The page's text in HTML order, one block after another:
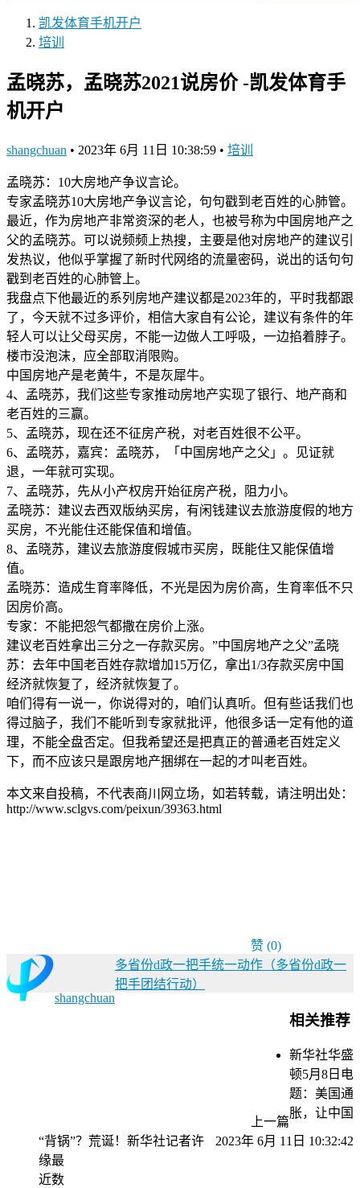
凯发体育手机开户
培训
孟晓苏，孟晓苏2021说房价 -凯发体育手
机开户
shangchuan • 2023年 6月 11日 10:38:59 • 培训
孟晓苏：10大房地产争议言论。
专家孟晓苏10大房地产争议言论，句句戳到老百姓的心肺管。
最近，作为房地产非常资深的老人，也被号称为中国房地产之
父的孟晓苏。可以说频频上热搜，主要是他对房地产的建议引
发热议，他似乎掌握了新时代网络的流量密码，说出的话句句
戳到老百姓的心肺管上。
我盘点下他最近的系列房地产建议都是2023年的，平时我都跟
了，今天就不过多评价，相信大家自有公论，建议有条件的年
轻人可以让父母买房，不能一边做人工呼吸，一边掐着脖子。
楼市没泡沫，应全部取消限购。
中国房地产是老黄牛，不是灰犀牛。
4、孟晓苏，我们这些专家推动房地产实现了银行、地产商和
老百姓的三赢。
5、孟晓苏，现在还不征房产税，对老百姓很不公平。
6、孟晓苏，嘉宾：孟晓苏，「中国房地产之父」。见证就
退，一年就可实现。
7、孟晓苏，先从小产权房开始征房产税，阻力小。
孟晓苏：建议去西双版纳买房，有闲钱建议去旅游度假的地方
买房，不光能住还能保值和增值。
8、孟晓苏，建议去旅游度假城市买房，既能住又能保值增
值。
孟晓苏：造成生育率降低，不光是因为房价高，生育率低不只
因房价高。
专家：不能把怨气都撒在房价上涨。
建议老百姓拿出三分之一存款买房。”中国房地产之父”孟晓
苏：去年中国老百姓存款增加15万亿，拿出1/3存款买房中国
经济就恢复了，经济就恢复了。
咱们得有一说一，你说得对的，咱们认真听。但有些话我们也
得过脑子，我们不能听到专家就批评，他很多话一定有他的道
理，不能全盘否定。但我希望还是把真正的普通老百姓定义
下，而不应该只是跟房地产捆绑在一起的才叫老百姓。
本文来自投稿，不代表商川网立场，如若转载，请注明出处：
http://www.sclgvs.com/peixun/39363.html
赞 (0)
shangchuan
上一篇
2023年 6月 11日 10:32:42
多省份d政一把手统一动作（多省份d政一
把手团结行动）
相关推荐
新华社华盛
顿5月8日电
题：美国通
胀，让中国
“背锅”？荒诞！新华社记者许
缘最
近数